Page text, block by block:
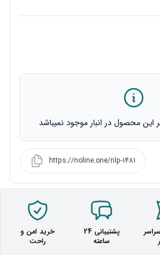
این محصول در انبار موجود نمیباشد
https://noline.one/nlp-1481
پشتیبانی 24
ساعته
خرید امن و
راحت